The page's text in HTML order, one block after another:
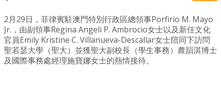
2月29日，菲律賓駐澳門特別行政區總領事Porfirio M. Mayo
Jr.，由副領事Regina Angeli P. Ambrocio女士以及新任文化
官員Emily Kristine C. Villanueva-Descallar女士陪同下訪問
聖若瑟大學（聖大）並獲聖大副校長（學生事務）農韻淇博士
及國際事務處經理施寶娜女士的熱情接待。